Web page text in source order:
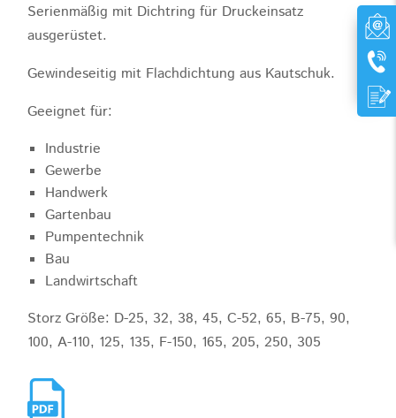
Serienmäßig mit Dichtring für Druckeinsatz
ausgerüstet.
Gewindeseitig mit Flachdichtung aus Kautschuk.
Geeignet für:
Industrie
Gewerbe
Handwerk
Gartenbau
Pumpentechnik
Bau
Landwirtschaft
Storz Größe: D-25, 32, 38, 45, C-52, 65, B-75, 90,
100, A-110, 125, 135, F-150, 165, 205, 250, 305